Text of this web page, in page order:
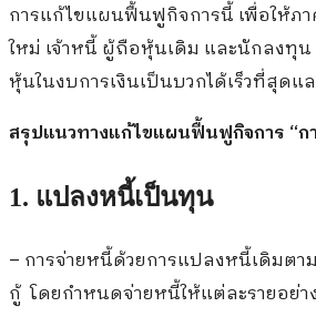
การแก้ไขแผนฟื้นฟูกิจการนี้ เพื่อให้ภ
ใหม่ เจ้าหนี้ ผู้ถือหุ้นเดิม และนักลงทุ
หุ้นในงบการเงินเป็นบวกได้เร็วที่สุด
สรุปแนวทางแก้ไขแผนฟื้นฟูกิจการ “
1. แปลงหนี้เป็นทุน
– การจ่ายหนี้ด้วยการแปลงหนี้เดิมต
กู้ โดยกำหนดจ่ายหนี้ให้แต่ละรายอย่า